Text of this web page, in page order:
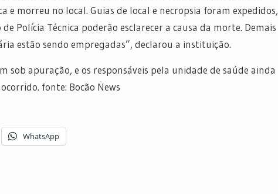
e morreu no local. Guias de local e necropsia foram expedidos,
Polícia Técnica poderão esclarecer a causa da morte. Demais
estão sendo empregadas”, declarou a instituição.
sob apuração, e os responsáveis ​​pela unidade de saúde ainda
fonte: Bocão News
WhatsApp